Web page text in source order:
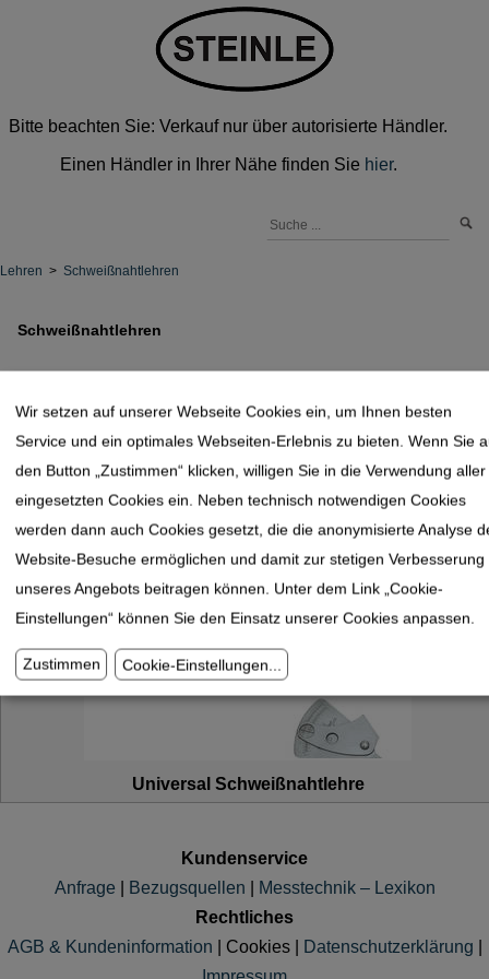
Bitte beachten Sie: Verkauf nur über autorisierte Händler.
Einen Händler in Ihrer Nähe finden Sie hier.
Lehren > Schweißnahtlehren
Schweißnahtlehren
Schweißnahtlehre
Nonius Schweißnahtlehre
Universal Schweißnahtlehre
Kundenservice
Anfrage
Bezugsquellen
Messtechnik – Lexikon
Rechtliches
AGB & Kundeninformation
Cookies| Datenschutzerklärung
Wir setzen auf unserer Webseite Cookies ein, um Ihnen besten
Service und ein optimales Webseiten-Erlebnis zu bieten. Wenn Sie
den Button „Zustimmen“ klicken, willigen Sie in die Verwendung aller
eingesetzten Cookies ein. Neben technisch notwendigen Cookies
werden dann auch Cookies gesetzt, die die anonymisierte Analyse
Website-Besuche ermöglichen und damit zur stetigen Verbesserung
unseres Angebots beitragen können. Unter dem Link „Cookie-
Einstellungen“ können Sie den Einsatz unserer Cookies anpassen.
Zustimmen Cookie-Einstellungen